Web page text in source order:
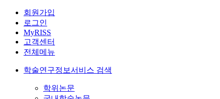
회원가입
로그인
MyRISS
고객센터
전체메뉴
학술연구정보서비스 검색
학위논문